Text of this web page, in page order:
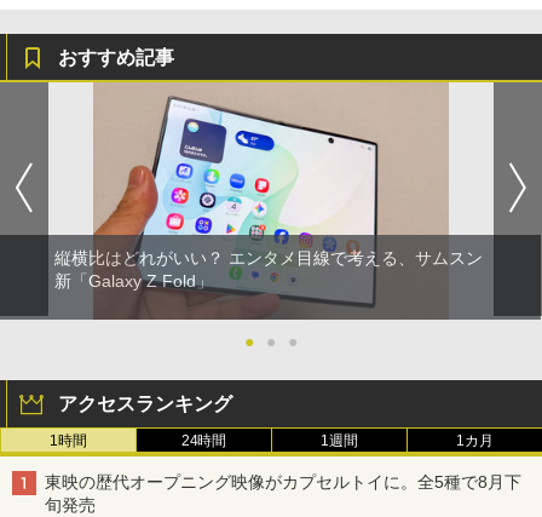
おすすめ記事
縦横比はどれがいい？ エンタメ目線で考える、サムスン
新「Galaxy Z Fold」
● ● ●
アクセスランキング
1時間 24時間 1週間 1カ月
東映の歴代オープニング映像がカプセルトイに。全5種で8月下
旬発売